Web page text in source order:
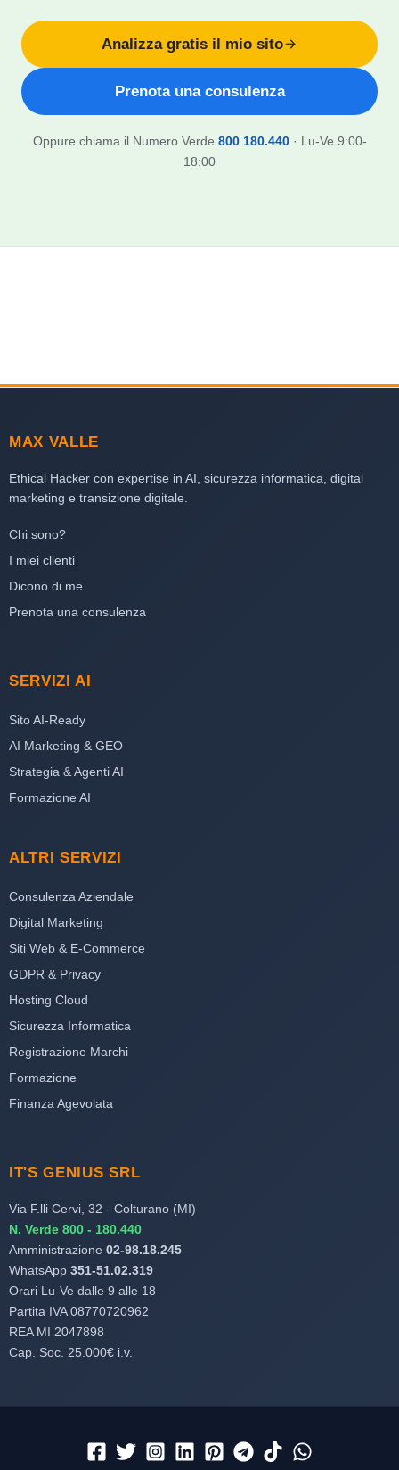
Analizza gratis il mio sito
Prenota una consulenza
Oppure chiama il Numero Verde 800 180.440· Lu-Ve 9:00-
18:00
MAX VALLE
Ethical Hacker con expertise in AI, sicurezza informatica, digital
marketing e transizione digitale.
Chi sono?
I miei clienti
Dicono di me
Prenota una consulenza
SERVIZI AI
Sito AI-Ready
AI Marketing & GEO
Strategia & Agenti AI
Formazione AI
ALTRI SERVIZI
Consulenza Aziendale
Digital Marketing
Siti Web & E-Commerce
GDPR & Privacy
Hosting Cloud
Sicurezza Informatica
Registrazione Marchi
Formazione
Finanza Agevolata
IT'S GENIUS SRL
Via F.lli Cervi, 32 - Colturano (MI)
N. Verde 800 - 180.440
Amministrazione 02-98.18.245
WhatsApp 351-51.02.319
Orari Lu-Ve dalle 9 alle 18
Partita IVA 08770720962
REA MI 2047898
Cap. Soc. 25.000€ i.v.